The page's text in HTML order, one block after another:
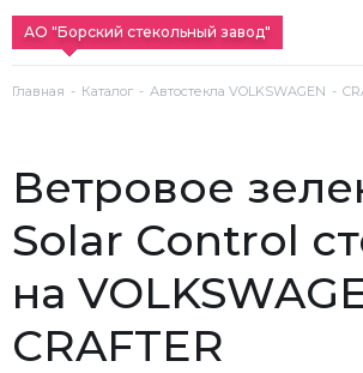
АО "Борский стекольный завод"
Главная Каталог Автостекла VOLKSWAGEN
ветровое зеленое
Solar Control
на
CRAFTER